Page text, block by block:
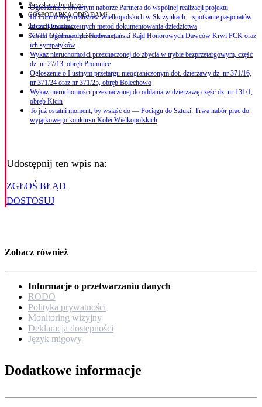
Pozyskane fundusze
GOSPODARKA ODPADAMI
Czyste powietrze
System Informacji przestrzennej
Ogłoszenie o otwartym naborze Partnera do wspólnej realizacji projektu
III Forum Regionalistów Wielkopolskich w Skrzynkach – spotkanie pasjonatów
historii i nowoczesnych metod dokumentowania dziedzictwa
XVIII Ogólnopolski Nadwarciański Rajd Honorowych Dawców Krwi PCK oraz
ich sympatyków
Wykaz nieruchomości przeznaczonej do zbycia w trybie bezprzetargowym, część
dz. nr 27/13, obręb Promnice
Ogłoszenie o I ustnym przetargu nieograniczonym dot. dzierżawy dz. nr 371/16,
nr 371/24 oraz nr 371/25, obręb Bolechowo
Wykaz nieruchomości przeznaczonej do oddania w dzierżawę część dz. nr 131/1,
obręb Kicin
To już ostatni moment, by wsiąść do — Pociągu do Sztuki. Trwa nabór prac do
wyjątkowego konkursu Kolei Wielkopolskich
Udostępnij ten wpis na:
ZGŁOŚ BŁĄD
DOSTOSUJ
Zobacz również
Informacje o przetwarzaniu danych
RODO
Polityka prywatności
Monitoring wizyjny
Deklaracja dostępności
Język migowy
Dodatkowe informacje